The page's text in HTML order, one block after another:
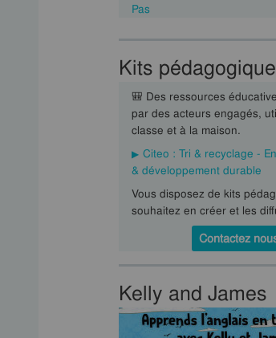
Pas
Kits
🎒 Des ressources
par des acteurs engagés,
classe et à la maison.
Citeo : Tri & recyclage -
& développement durable
Vous disposez de kits
souhaitez en créer et les
Contactez
Kelly and James